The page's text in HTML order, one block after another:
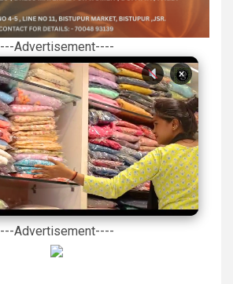
---Advertisement----
×
---Advertisement----